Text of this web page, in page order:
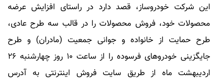
این شرکت خودروساز، قصد دارد در راستای افزایش عرضه
محصولات خود،‌ فروش محصولات را در قالب سه طرح عادی،‌
طرح حمایت از خانواده و جوانی جمعیت (مادران) و طرح
جایگزینی خودروهای فرسوده را از ساعت ۱۰ روز چهارشنبه ۲۶
اردیبهشت ماه از طریق سایت فروش اینترنتی به آدرس